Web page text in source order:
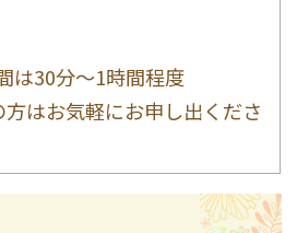
は30分～1時間程度
方はお気軽にお申し出くださ